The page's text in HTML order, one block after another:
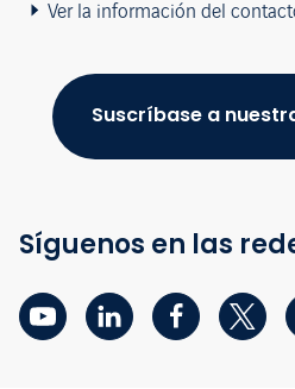
Ver la información del
Suscríbase a
Síguenos en las